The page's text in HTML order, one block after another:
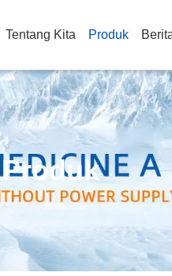
Tentang Kita Produk